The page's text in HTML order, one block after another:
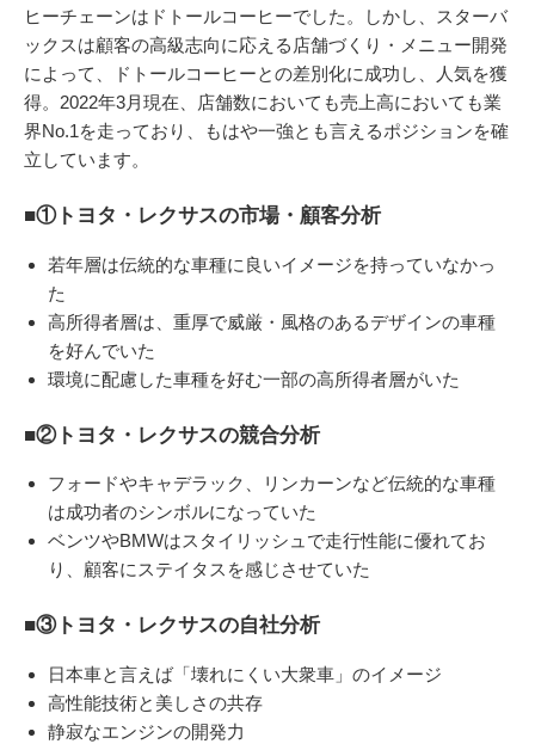
ヒーチェーンはドトールコーヒーでした。しかし、スターバ
ックスは顧客の高級志向に応える店舗づくり・メニュー開発
によって、ドトールコーヒーとの差別化に成功し、人気を獲
得。2022年3月現在、店舗数においても売上高においても業
界No.1を走っており、もはや一強とも言えるポジションを確
立しています。
■①トヨタ・レクサスの市場・顧客分析
若年層は伝統的な車種に良いイメージを持っていなかっ
た
高所得者層は、重厚で威厳・風格のあるデザインの車種
を好んでいた
環境に配慮した車種を好む一部の高所得者層がいた
■②トヨタ・レクサスの競合分析
フォードやキャデラック、リンカーンなど伝統的な車種
は成功者のシンボルになっていた
ベンツやBMWはスタイリッシュで走行性能に優れてお
り、顧客にステイタスを感じさせていた
■③トヨタ・レクサスの自社分析
日本車と言えば「壊れにくい大衆車」のイメージ
高性能技術と美しさの共存
静寂なエンジンの開発力